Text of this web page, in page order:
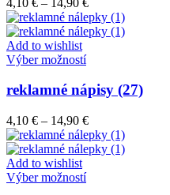
Možnosti
si
môžete
vybrať
na
stránke
produktu.
range:
4,10 €
Add to wishlist
Výber možnostíTento
má
viacero
variantov.
Možnosti
si
môžete
vybrať
na
reklamné nápisy (27)
4,10 € – 14,90 €Price
range:
4,10 €
Add to wishlist
Výber možnostíTento